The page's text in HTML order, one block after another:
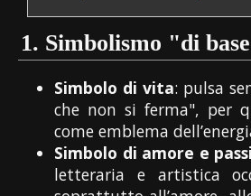
1. Simbolismo "di
Simbolo di vita: pulsa
che non si ferma", per
come emblema
Simbolo di amore e
letteraria e artistica